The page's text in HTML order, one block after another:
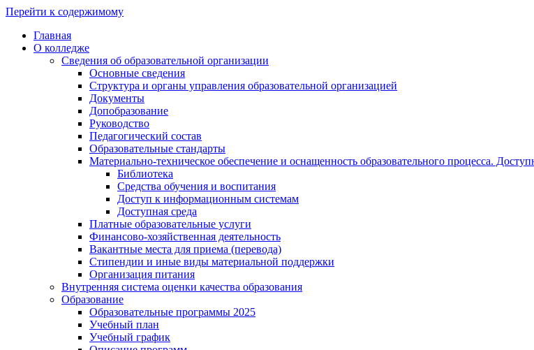
Перейти к содержимому
Главная
О колледже
Сведения об образовательной организации
Основные сведения
Структура и органы управления образовательной организацией
Документы
Допобразование
Руководство
Педагогический состав
Образовательные стандарты
Материально-техническое обеспечение и оснащенность образовательного процесса.
Библиотека
Средства обучения и воспитания
Доступ к информационным системам
Доступная среда
Платные образовательные услуги
Финансово-хозяйственная деятельность
Вакантные места для приема (перевода)
Стипендии и иные виды материальной поддержки
Организация питания
Внутренняя система оценки качества образования
Образование
Образовательные программы 2025
Учебный план
Учебный график